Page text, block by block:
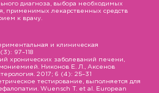
диагноза, выбора необходимых
применимых лекарственных средств
к врачу.
и клиническая
97–118
хронических заболеваний печени,
Никонов Е. Л., Аксенов
2017; 6 (4): 25–31
тестирование, выполняется для
Wuensch T. et al. European